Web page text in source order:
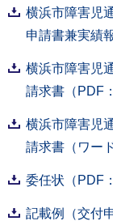
横浜市障害児
申請書兼実績
横浜市障害児
請求書（PDF
横浜市障害児
請求書（ワー
委任状（PDF
記載例（交付